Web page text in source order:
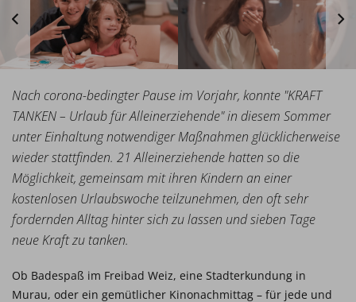
Nach corona-bedingter Pause im Vorjahr, konnte "KRAFT
TANKEN – Urlaub für Alleinerziehende" in diesem Sommer
unter Einhaltung notwendiger Maßnahmen glücklicherweise
wieder stattfinden. 21 Alleinerziehende hatten so die
Möglichkeit, gemeinsam mit ihren Kindern an einer
kostenlosen Urlaubswoche teilzunehmen, den oft sehr
fordernden Alltag hinter sich zu lassen und sieben Tage
neue Kraft zu tanken.
Ob Badespaß im Freibad Weiz, eine Stadterkundung in
Murau, oder ein gemütlicher Kinonachmittag – für jede und